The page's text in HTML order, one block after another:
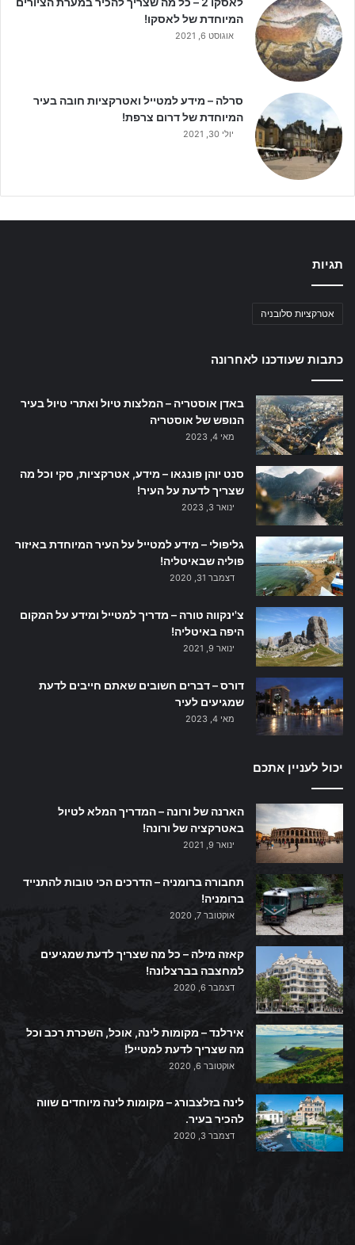
המיוחדת של לאסקו!
אוגוסט 6, 2021
סרלה – מידע למטייל ואטרקציות חובה בעיר
המיוחדת של דרום צרפת!
יולי 30, 2021
תגיות
אטרקציות סלובניה
כתבות שעודכנו לאחרונה
באדן אוסטריה – המלצות טיול ואתרי טיול בעיר
הנופש של אוסטריה
מאי 4, 2023
סנט יוהן פונגאו – מידע, אטרקציות, סקי וכל מה
שצריך לדעת על העיר!
ינואר 3, 2023
גליפולי – מידע למטייל על העיר המיוחדת באיזור
פוליה שבאיטליה!
דצמבר 31, 2020
צ'ינקווה טורה – מדריך למטייל ומידע על המקום
היפה באיטליה!
ינואר 9, 2021
דורס – דברים חשובים שאתם חייבים לדעת
שמגיעים לעיר
מאי 4, 2023
יכול לעניין אתכם
הארנה של ורונה – המדריך המלא לטיול
באטרקציה של ורונה!
ינואר 9, 2021
תחבורה ברומניה – הדרכים הכי טובות להתנייד
ברומניה!
אוקטובר 7, 2020
קאזה מילה – כל מה שצריך לדעת שמגיעים
למחצבה בברצלונה!
דצמבר 6, 2020
אירלנד – מקומות לינה, אוכל, השכרת רכב וכל
מה שצריך לדעת למטייל!
אוקטובר 6, 2020
לינה בזלצבורג – מקומות לינה מיוחדים שווה
להכיר בעיר.
דצמבר 3, 2020